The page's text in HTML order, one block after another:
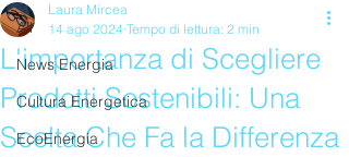
All
News Energia
Cultura Energetica
EcoEnergia
L'importanza di Scegliere
Prodotti Sostenibili: Una
Scelta Che Fa la Differenza
Laura Mircea
14 ago 2024 Tempo di lettura: 2 min